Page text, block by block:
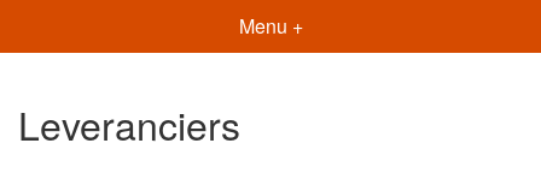
Menu +
Leveranciers